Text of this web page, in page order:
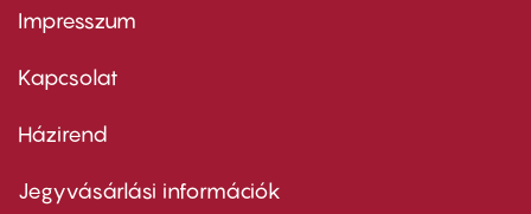
Footer
first
Impresszum
Kapcsolat
Footer
second
Házirend
Jegyvásárlási információk